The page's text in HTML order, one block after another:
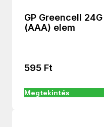
GP Greencell
(AAA) elem
595 Ft
Megtekintés